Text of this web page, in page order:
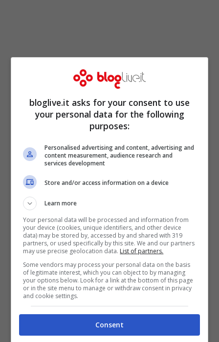
Chissà se qualcuno delle migliaia di
persone uccise avrebbe voluto una vita
“normale” come la sua. Certamente sì. Un
genocidio tremendo che, per nostra
fortuna e come detto poc’anzi fu riportato,
anche attraverso alcuni reportage
documentati dallaRai, daTiziano Terzani
Oggi se ne va anche lui: perché si sa,
difronte alla morte siamo tutti uguali. Non
tanto per il nostro passato, quanto per la
morte in sé, che prima o poi coglie tutti.
bloglive.it asks for your consent to use
your personal data for the following
purposes:
Personalised advertising and content, advertising and
content measurement, audience research and
services development
Store and/or access information on a device
Learn more
Your personal data will be processed and information from
your device (cookies, unique identifiers, and other device
data) may be stored by, accessed by and shared with 319
partners, or used specifically by this site. We and our partners
may use precise geolocation data. List of partners.
Some vendors may process your personal data on the basis
of legitimate interest, which you can object to by managing
your options below. Look for a link at the bottom of this page
or in the site menu to manage or withdraw consent in privacy
and cookie settings.
Consent